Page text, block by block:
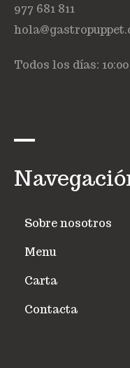
977 681 811
Todos los días:
Sobre nosotros
Menu
Carta
Contacta